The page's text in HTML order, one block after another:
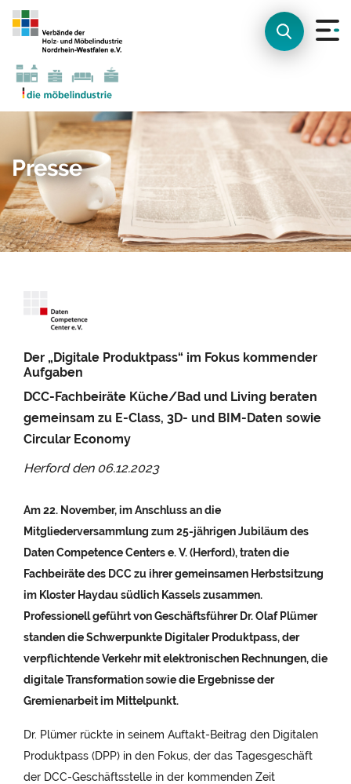
Presse
Der „Digitale Produktpass“ im Fokus kommender
Aufgaben
DCC-Fachbeiräte Küche/Bad und Living beraten
gemeinsam zu E-Class, 3D- und BIM-Daten sowie
Circular Economy
Herford den 06.12.2023
Am 22. November, im Anschluss an die
Mitgliederversammlung zum 25-jährigen Jubiläum des
Daten Competence Centers e. V. (Herford), traten die
Fachbeiräte des DCC zu ihrer gemeinsamen Herbstsitzung
im Kloster Haydau südlich Kassels zusammen.
Professionell geführt von Geschäftsführer Dr. Olaf Plümer
standen die Schwerpunkte Digitaler Produktpass, der
verpflichtende Verkehr mit elektronischen Rechnungen, die
digitale Transformation sowie die Ergebnisse der
Gremienarbeit im Mittelpunkt.
Dr. Plümer rückte in seinem Auftakt-Beitrag den Digitalen
Produktpass (DPP) in den Fokus, der das Tagesgeschäft
der DCC-Geschäftsstelle in der kommenden Zeit